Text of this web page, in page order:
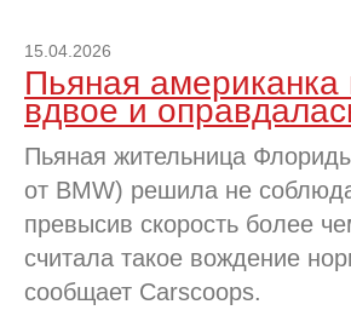
15.04.2026
Пьяная американка
вдвое и
Пьяная жительница
от BMW) решила не
превысив скорость более
считала такое вождение
сообщает Carscoops.